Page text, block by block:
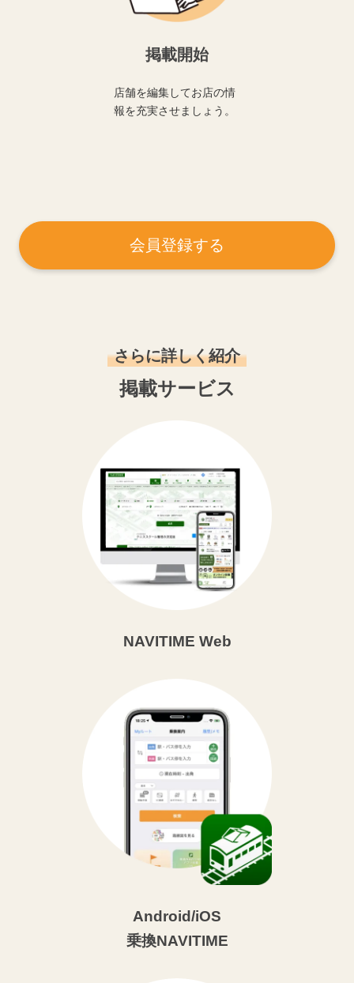
掲載開始
店舗を編集してお店の情
報を充実させましょう。
会員登録する
さらに詳しく紹介
掲載サービス
NAVITIME Web
Android/iOS
乗換NAVITIME